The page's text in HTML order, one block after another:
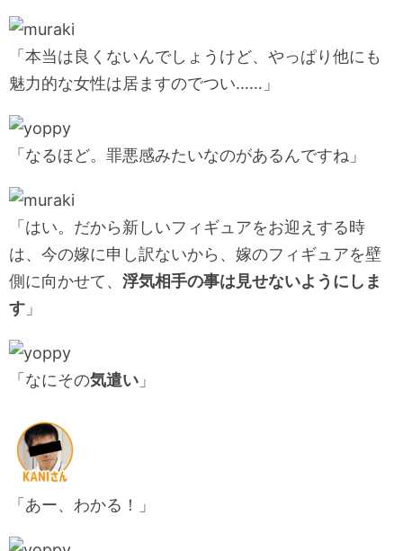
「本当は良くないんでしょうけど、やっぱり他にも
魅力的な女性は居ますのでつい……」
「なるほど。罪悪感みたいなのがあるんですね」
「はい。だから新しいフィギュアをお迎えする時
は、今の嫁に申し訳ないから、嫁のフィギュアを壁
側に向かせて、 浮気相手の事は見せないようにしま
す 」
「なにその気遣い 」
「あー、わかる！」